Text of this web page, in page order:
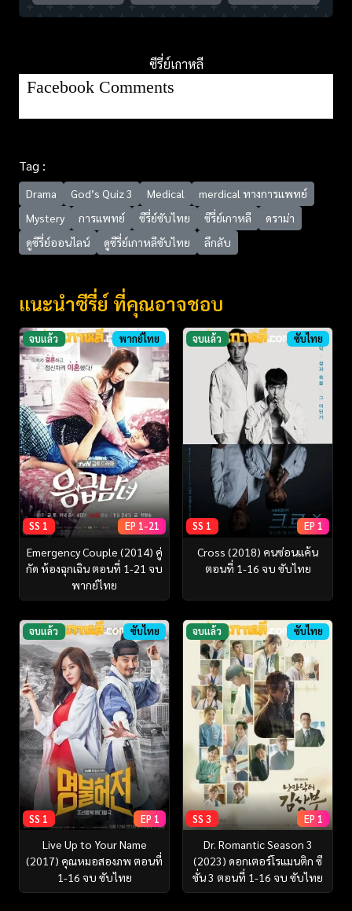
ซีรี่ย์เกาหลี
Facebook Comments
Tag :
Drama God’s Quiz 3 Medical
merdical ทางการแพทย์
Mystery
การแพทย์ ซีรี่ย์ซับไทย ซีรี่ย์เกาหลี
ดราม่า
ดูซีรี่ย์ออนไลน์
ดูซีรี่ย์เกาหลีซับไทย ลึกลับ
แนะนำซีรี่ย์ ที่คุณอาจชอบ
จบแล้ว พากย์ไทย
SS 1 EP 1-21
Emergency Couple (2014) คู่
กัด ห้องฉุกเฉิน ตอนที่ 1-21 จบ
พากย์ไทย
จบแล้ว ซับไทย
SS 1 EP 1
Cross (2018) คนซ่อนแค้น
ตอนที่ 1-16 จบ ซับไทย
จบแล้ว ซับไทย
SS 1 EP 1
Live Up to Your Name
(2017) คุณหมอสองภพ ตอนที่
1-16 จบ ซับไทย
จบแล้ว ซับไทย
SS 3 EP 1
Dr. Romantic Season 3
(2023) ดอกเตอร์โรแมนติก ซี
ซั่น 3 ตอนที่ 1-16 จบ ซับไทย